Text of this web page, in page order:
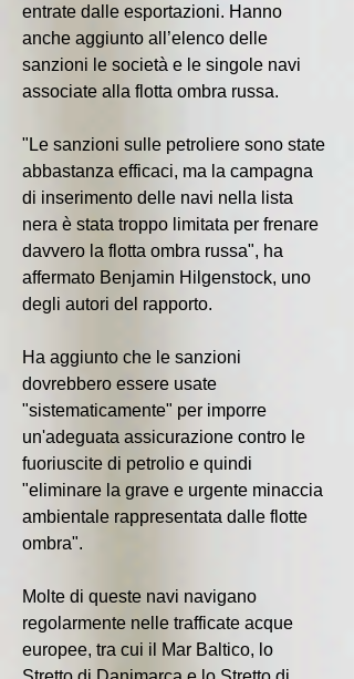
entrate dalle esportazioni. Hanno
anche aggiunto all’elenco delle
sanzioni le società e le singole navi
associate alla flotta ombra russa.
"Le sanzioni sulle petroliere sono state
abbastanza efficaci, ma la campagna
di inserimento delle navi nella lista
nera è stata troppo limitata per frenare
davvero la flotta ombra russa", ha
affermato Benjamin Hilgenstock, uno
degli autori del rapporto.
Ha aggiunto che le sanzioni
dovrebbero essere usate
"sistematicamente" per imporre
un'adeguata assicurazione contro le
fuoriuscite di petrolio e quindi
"eliminare la grave e urgente minaccia
ambientale rappresentata dalle flotte
ombra".
Molte di queste navi navigano
regolarmente nelle trafficate acque
europee, tra cui il Mar Baltico, lo